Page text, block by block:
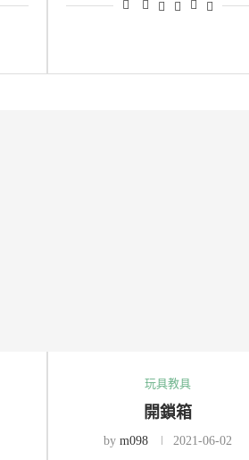
玩具教具
開鎖箱
by m098 2021-06-02